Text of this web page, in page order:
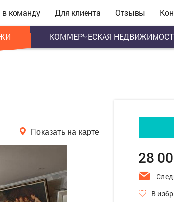
команду Для клиента Отзывы
КОММЕРЧЕСКАЯ
Показать на карте
28
В